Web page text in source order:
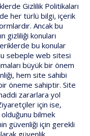
Gizlilik Politikaları
her türlü bilgi, içerik
Ancak bu
gizliliği konuları
bu konular
sebeple web sitesi
büyük bir önem
hem site sahibi
öneme sahiptir. Site
zararlara yol
için ise,
bilmek
güvenliği için gerekli
güvenlik